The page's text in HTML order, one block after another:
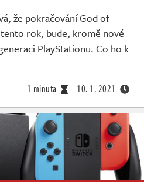
že pokračování God of
rok, bude, kromě nové
PlayStationu. Co ho k
1 minuta 10. 1. 2021